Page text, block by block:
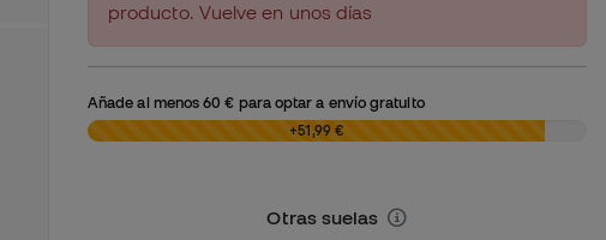
producto. Vuelve en unos días
Añade al menos60 € para optar a envío gratuito
0,00 € +51,99 €
Otras suelas